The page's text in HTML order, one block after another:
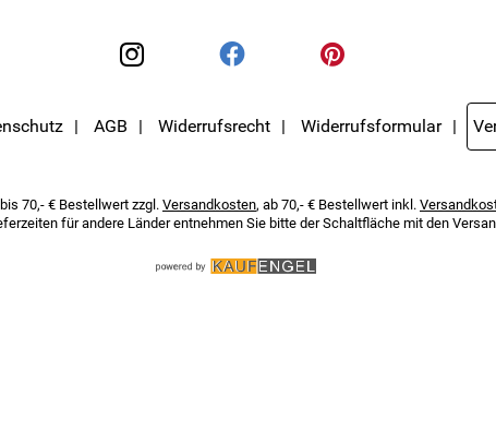
AGB Widerrufsrecht Widerrufsformular
70,- € Bestellwert zzgl. Versandkosten, ab 70,- € Bestellwert inkl.
für andere Länder entnehmen Sie bitte der Schaltfläche mit den